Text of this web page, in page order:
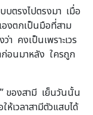
ตรงไปตรงมา เมื่อ
องตกเป็นมือที่สาม
คงเป็นเพราะเวร
ก่อนมาหลัง ใครถูก
ของสามี เย็นวันนั้น
เวลาสามีตัวแสบได้